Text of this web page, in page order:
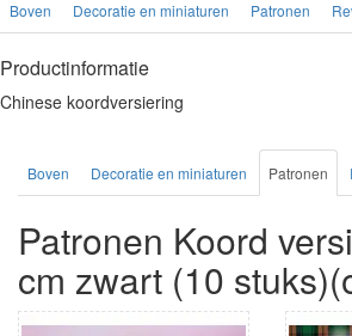
Boven Decoratie en miniaturen Patronen
Productinformatie
Chinese koordversiering
Boven Decoratie en miniaturen Patronen
Patronen Koord
cm zwart (10